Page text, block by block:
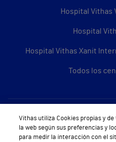
Hospital Vithas
Hospital
Hospital Vithas Xanit
Todos los
Sobre
Quiénes
Vithas utiliza Cookies propias y
la web según sus preferencias y
para medir la interacción con el